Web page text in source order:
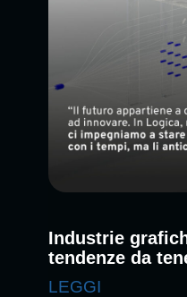
Industrie
tendenze da
LEGGI